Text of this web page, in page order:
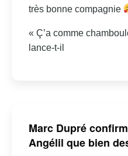
très bonne compagnie
« Ç’a comme
lance-t-il
Marc Dupré
Angélil que bien